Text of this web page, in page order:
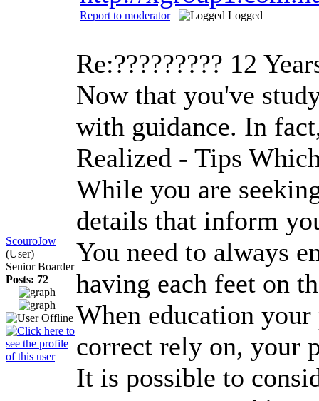
Report to moderator Logged
ScouroJow
(User)
Senior Boarder
Posts: 72
Re:????????? 12
Now that you've
with guidance. In
Realized - Tips
While you are
details that inform
You need to always
having each feet on
When education
correct rely on, your
It is possible to